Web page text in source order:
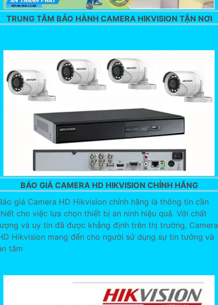
TRUNG TÂM BẢO HÀNH CAMERA HIKVISION TẬN NƠI
BÁO GIÁ CAMERA HD HIKVISION CHÍNH HÃNG
giá Camera HD Hikvision chính hãng là thông tin cần
cho việc lựa chọn thiết bị an ninh hiệu quả. Với chất
và uy tín đã được khẳng định trên thị trường, Camera
Hikvision mang đến cho người sử dụng sự tin tưởng và
tâm